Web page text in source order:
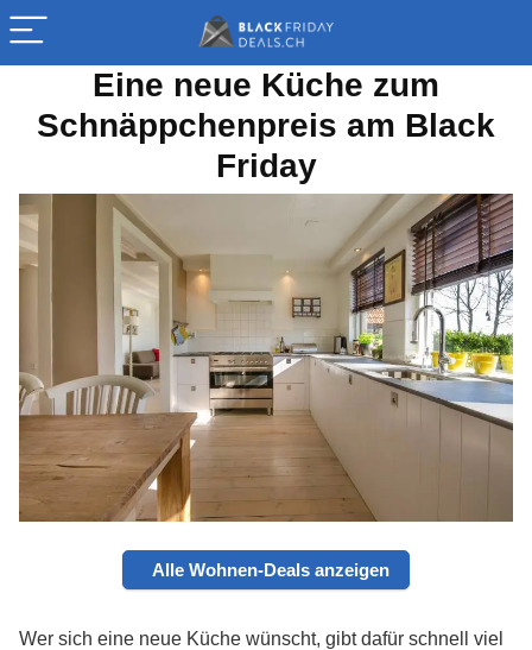
Eine neue Küche zum
Schnäppchenpreis am Black
Friday
Alle Wohnen-Deals anzeigen
Wer sich eine neue Küche wünscht, gibt dafür schnell viel